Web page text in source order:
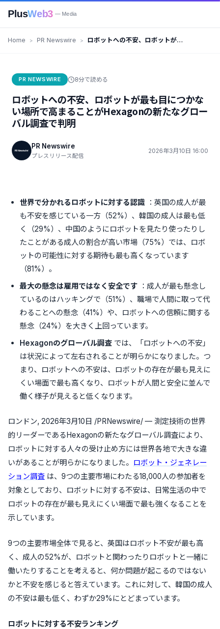
PlusWeb3 — Media
Home PR Newswire
ロボットへの不安、ロボットが最
PR NEWSWIRE 8分で読める
ロボットへの不安、ロボットが最も目につかな
い場所で高まることがHexagonの新たなグロー
バル調査で判明
PR Newswire
プレスリリース配信
2026年3月10日 16:00
世界で分かれるロボットに対する認識 ：英国の成人が最
も不安を感じている一方（52%）、韓国の成人は最も低
く（29%）、中国のようにロボットを見たり使ったりし
たことがある成人の割合が高い市場（75%）では、ロボ
ットの可能性に対する期待も最も高くなっています
（81%）。
最大の懸念は雇用ではなく安全です ：成人が最も懸念し
ているのはハッキングで（51%）、職場で人間に取って代
わることへの懸念（41%）や、ロボットへの信頼に関する
懸念（24%）を大きく上回っています。
Hexagonのグローバル調査 では、「ロボットへの不安」
は状況によって左右されることが明らかになりました。つ
まり、ロボットへの不安は、ロボットの存在が最も見えに
くい場面で最も高くなり、ロボットが人間と安全に並んで
働く様子が見えると低くなります。
ロンドン, 2026年3月10日 /PRNewswire/ — 測定技術の世界
的リーダーであるHexagonの新たなグローバル調査により、
ロボットに対する人々の受け止め方には世界各地で大きな違
いがあることが明らかになりました。 ロボット・ジェネレー
ション調査 は、9つの主要市場にわたる18,000人の参加者を
対象としており、ロボットに対する不安は、日常生活の中で
ロボットの存在が最も見えにくい場面で最も強くなることを
示しています。
9つの主要市場全体で見ると、英国はロボット不安が最も高
く、成人の52%が、ロボットと関わったりロボットと一緒に
働いたりすることを考えると、何か問題が起こるのではない
かと不安を感じると答えています。これに対して、韓国の成人
の不安は最も低く、わずか29%にとどまっています。
ロボットに対する不安ランキング